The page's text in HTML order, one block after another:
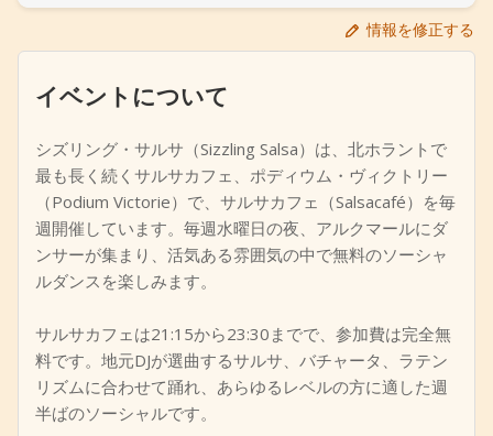
情報を修正する
イベントについて
シズリング・サルサ（Sizzling Salsa）は、北ホラントで
最も長く続くサルサカフェ、ポディウム・ヴィクトリー
（Podium Victorie）で、サルサカフェ（Salsacafé）を毎
週開催しています。毎週水曜日の夜、アルクマールにダ
ンサーが集まり、活気ある雰囲気の中で無料のソーシャ
ルダンスを楽しみます。
サルサカフェは21:15から23:30までで、参加費は完全無
料です。地元DJが選曲するサルサ、バチャータ、ラテン
リズムに合わせて踊れ、あらゆるレベルの方に適した週
半ばのソーシャルです。